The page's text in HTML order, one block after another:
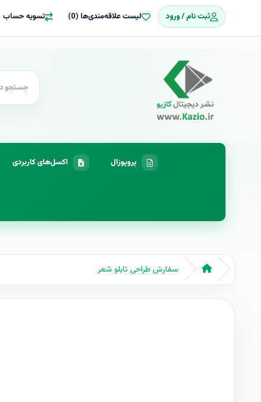
ثبت نام / ورود لیست علاقه‌مندی‌ها (0) تسویه حساب
پروپوزال اکسل‌های کاربردی
سفارش طراحی تابلو شعر